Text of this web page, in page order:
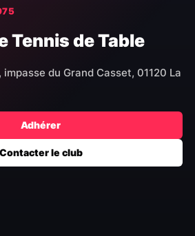
Tennis de Table
du Grand Casset, 01120 La
Adhérer
Contacter le club